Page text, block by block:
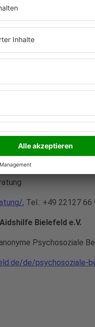
98 22 14 40
und
, Tel.: +49 208 19
234 19 446
, Tel.: +49 22127 66
Bielefeld e.V.
Psychosoziale
de/psychosoziale-